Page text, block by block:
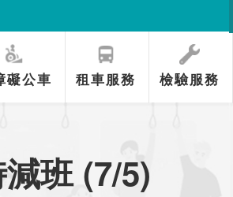
礙公車 租車服務 檢驗服務
班 (7/5)